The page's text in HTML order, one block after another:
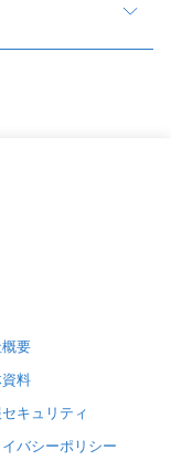
要
料
キュリティ
バシーポリシー